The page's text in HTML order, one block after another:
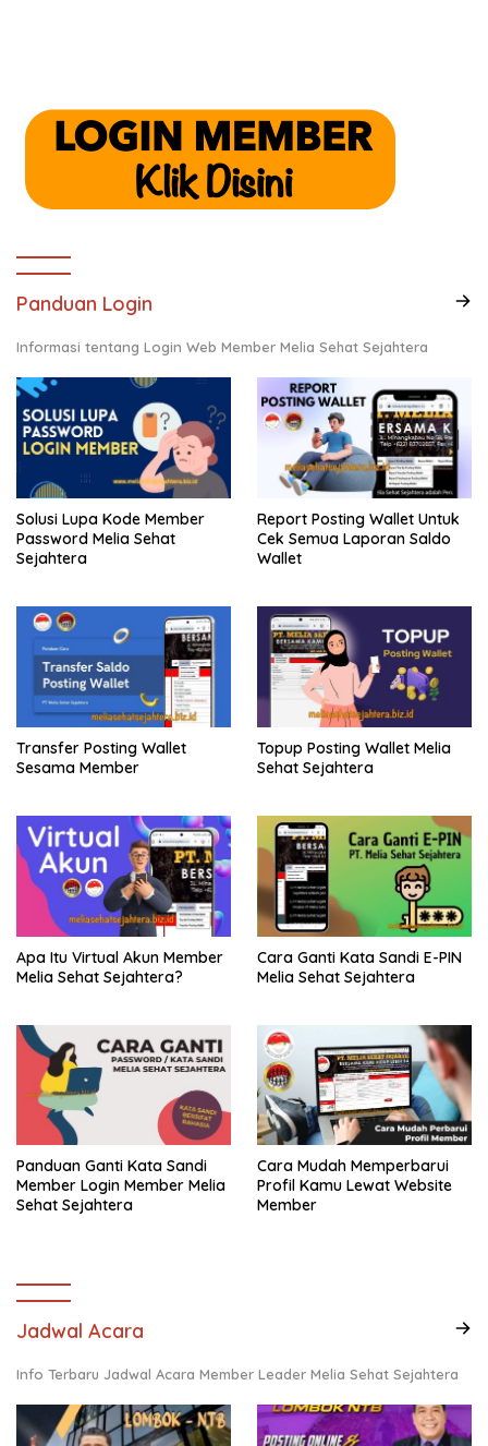
Panduan Login
Informasi tentang Login Web Member Melia Sehat Sejahtera
Solusi Lupa Kode Member
Password Melia Sehat
Sejahtera
Report Posting Wallet Untuk
Cek Semua Laporan Saldo
Wallet
Transfer Posting Wallet
Sesama Member
Topup Posting Wallet Melia
Sehat Sejahtera
Apa Itu Virtual Akun Member
Melia Sehat Sejahtera?
Cara Ganti Kata Sandi E-PIN
Melia Sehat Sejahtera
Panduan Ganti Kata Sandi
Member Login Member Melia
Sehat Sejahtera
Cara Mudah Memperbarui
Profil Kamu Lewat Website
Member
Jadwal Acara
Info Terbaru Jadwal Acara Member Leader Melia Sehat Sejahtera